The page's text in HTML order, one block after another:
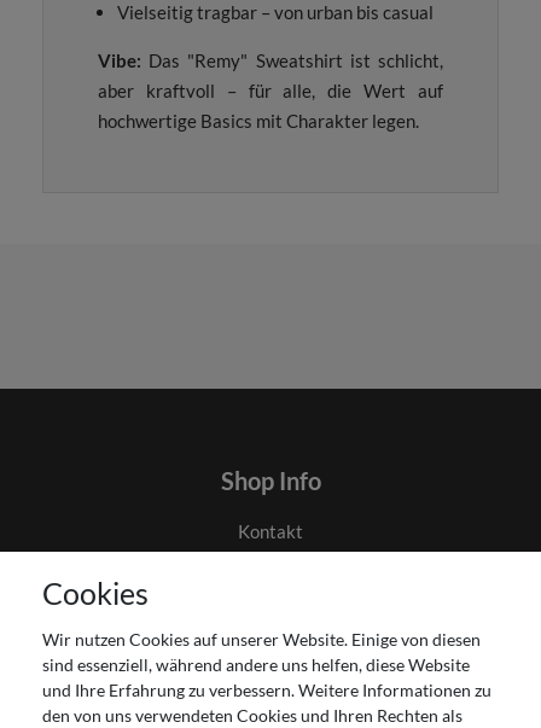
Vielseitig tragbar – von urban bis casual
Vibe: Das "Remy" Sweatshirt ist schlicht,
aber kraftvoll – für alle, die Wert auf
hochwertige Basics mit Charakter legen.
Shop Info
Kontakt
Impressum
Widerrufsrecht
Zahlung und Versand
Cookies
Wir nutzen Cookies auf unserer Website. Einige von diesen
sind essenziell, während andere uns helfen, diese Website
und Ihre Erfahrung zu verbessern. Weitere Informationen zu
den von uns verwendeten Cookies und Ihren Rechten als